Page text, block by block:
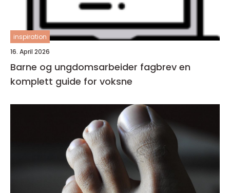
inspiration
16. April 2026
Barne og ungdomsarbeider fagbrev en
komplett guide for voksne